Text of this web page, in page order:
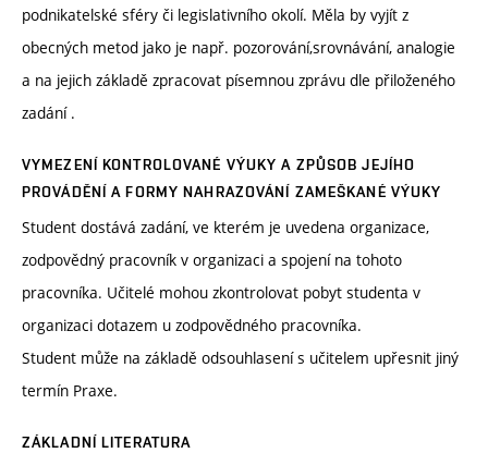
podnikatelské sféry či legislativního okolí. Měla by vyjít z
obecných metod jako je např. pozorování,srovnávání, analogie
a na jejich základě zpracovat písemnou zprávu dle přiloženého
zadání .
VYMEZENÍ KONTROLOVANÉ VÝUKY A ZPŮSOB JEJÍHO
PROVÁDĚNÍ A FORMY NAHRAZOVÁNÍ ZAMEŠKANÉ VÝUKY
Student dostává zadání, ve kterém je uvedena organizace,
zodpovědný pracovník v organizaci a spojení na tohoto
pracovníka. Učitelé mohou zkontrolovat pobyt studenta v
organizaci dotazem u zodpovědného pracovníka.
Student může na základě odsouhlasení s učitelem upřesnit jiný
termín Praxe.
ZÁKLADNÍ LITERATURA